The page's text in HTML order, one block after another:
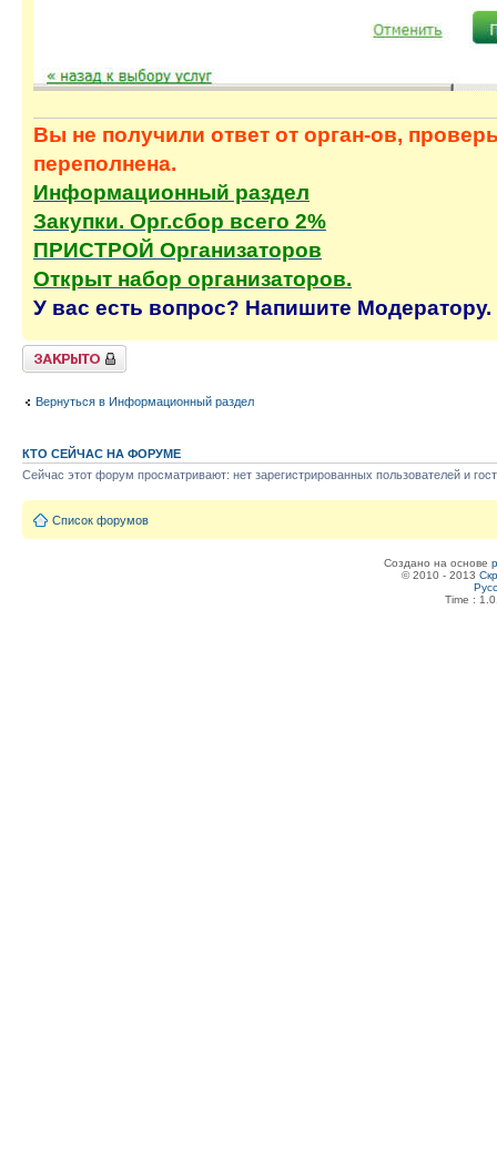
Вы не получили ответ от орган-ов,
переполнена.
Информационный раздел
Закупки. Орг.сбор всего 2%
ПРИСТРОЙ Организаторов
Открыт набор организаторов.
У вас есть вопрос? Напишите Модератору.
Тема закрыта
Вернуться в Информационный раздел
КТО СЕЙЧАС НА ФОРУМЕ
Сейчас этот форум просматривают: нет зарегистрированных пользователей и
Список форумов
Создано на основе
© 2010 - 2013
Time :